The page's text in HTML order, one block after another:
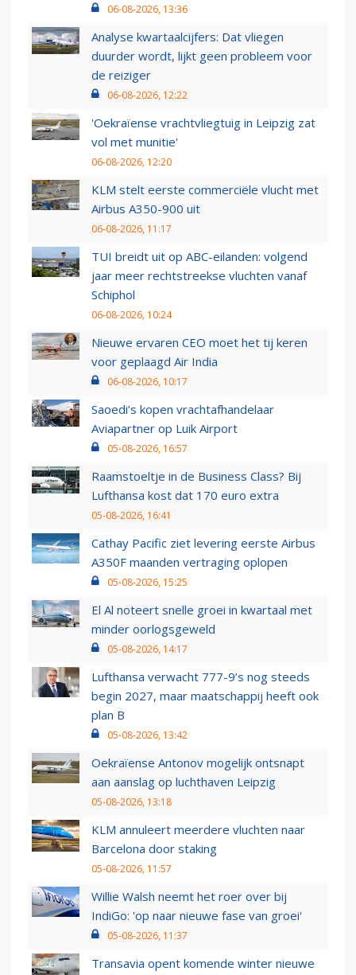
06-08-2026, 13:36
Analyse kwartaalcijfers: Dat vliegen
duurder wordt, lijkt geen probleem voor
de reiziger
06-08-2026, 12:22
'Oekraïense vrachtvliegtuig in Leipzig zat
vol met munitie'
06-08-2026, 12:20
KLM stelt eerste commerciële vlucht met
Airbus A350-900 uit
06-08-2026, 11:17
TUI breidt uit op ABC-eilanden: volgend
jaar meer rechtstreekse vluchten vanaf
Schiphol
06-08-2026, 10:24
Nieuwe ervaren CEO moet het tij keren
voor geplaagd Air India
06-08-2026, 10:17
Saoedi’s kopen vrachtafhandelaar
Aviapartner op Luik Airport
05-08-2026, 16:57
Raamstoeltje in de Business Class? Bij
Lufthansa kost dat 170 euro extra
05-08-2026, 16:41
Cathay Pacific ziet levering eerste Airbus
A350F maanden vertraging oplopen
05-08-2026, 15:25
El Al noteert snelle groei in kwartaal met
minder oorlogsgeweld
05-08-2026, 14:17
Lufthansa verwacht 777-9’s nog steeds
begin 2027, maar maatschappij heeft ook
plan B
05-08-2026, 13:42
Oekraïense Antonov mogelijk ontsnapt
aan aanslag op luchthaven Leipzig
05-08-2026, 13:18
KLM annuleert meerdere vluchten naar
Barcelona door staking
05-08-2026, 11:57
Willie Walsh neemt het roer over bij
IndiGo: 'op naar nieuwe fase van groei'
05-08-2026, 11:37
Transavia opent komende winter nieuwe